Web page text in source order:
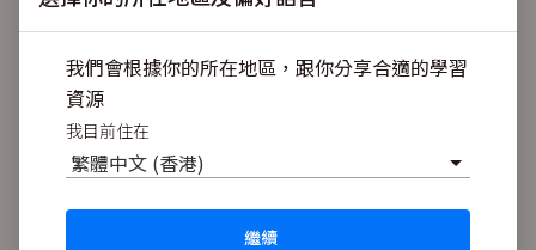
我們會根據你的所在地區，跟你分享合適的學習
資源
我目前住在
繁體中文 (香港)
繼續
導師簡介